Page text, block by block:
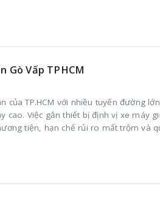
Gò Vấp TPHCM
của TP.HCM với nhiều tuyến đường
cao. Việc gắn thiết bị định vị xe máy
tiện, hạn chế rủi ro mất trộm và